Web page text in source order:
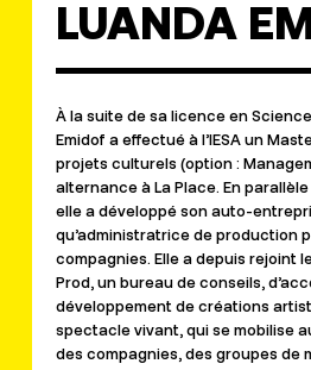
LUANDA
À la suite de sa licence en
Emidof a effectué à l’IESA un
projets culturels (option :
alternance à La Place. En
elle a développé son auto-
qu’administratrice de production
compagnies. Elle a depuis rejoint
Prod, un bureau de conseils,
développement de créations
spectacle vivant, qui se mobilise
des compagnies, des groupes de